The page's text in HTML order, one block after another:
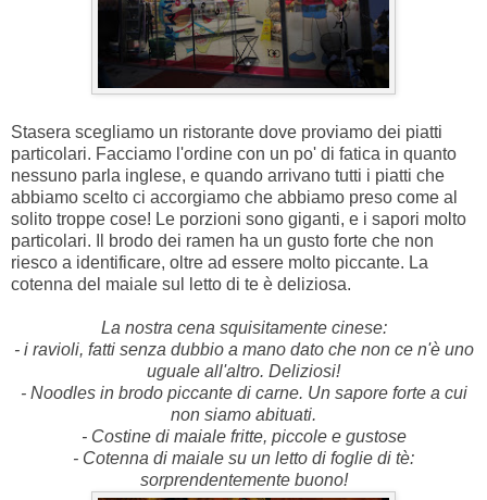
Stasera scegliamo un ristorante dove proviamo dei piatti
particolari. Facciamo l'ordine con un po' di fatica in quanto
nessuno parla inglese, e quando arrivano tutti i piatti che
abbiamo scelto ci accorgiamo che abbiamo preso come al
solito troppe cose! Le porzioni sono giganti, e i sapori molto
particolari. Il brodo dei ramen ha un gusto forte che non
riesco a identificare, oltre ad essere molto piccante. La
cotenna del maiale sul letto di te è deliziosa.
La nostra cena squisitamente cinese:
- i ravioli, fatti senza dubbio a mano dato che non ce n'è uno
uguale all'altro. Deliziosi!
- Noodles in brodo piccante di carne. Un sapore forte a cui
non siamo abituati.
- Costine di maiale fritte, piccole e gustose
- Cotenna di maiale su un letto di foglie di tè:
sorprendentemente buono!